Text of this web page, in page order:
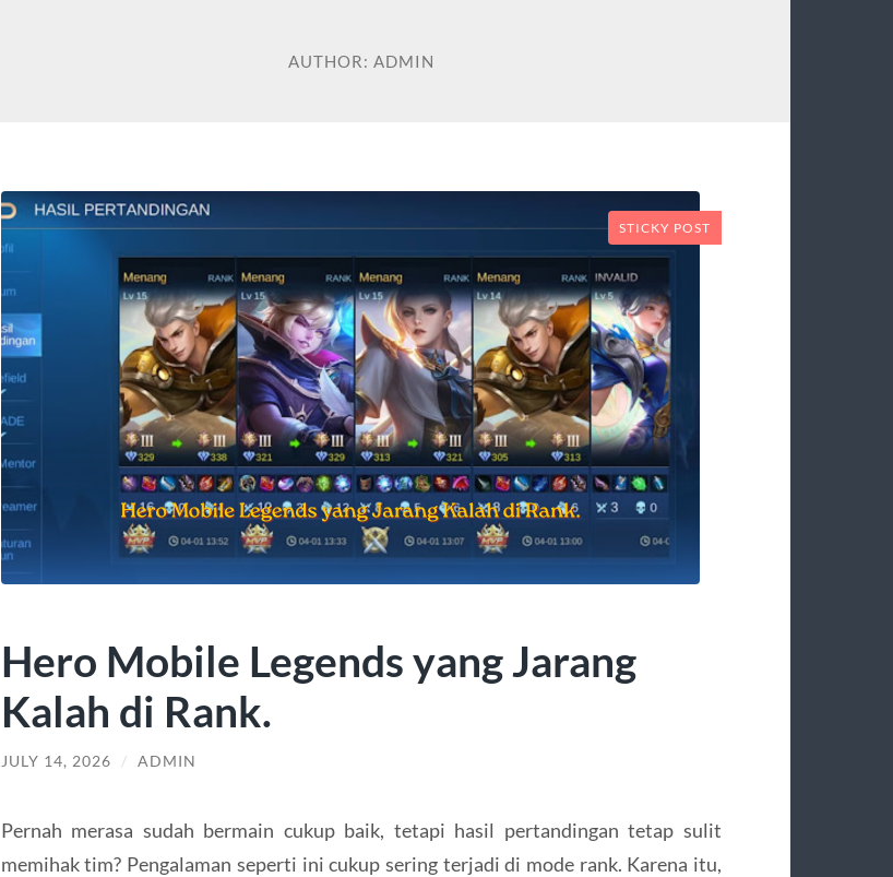
AUTHOR: ADMIN
STICKY POST
Hero Mobile Legends yang Jarang
Kalah di Rank.
JULY 14, 2026 / ADMIN
Pernah merasa sudah bermain cukup baik, tetapi hasil pertandingan tetap sulit
memihak tim? Pengalaman seperti ini cukup sering terjadi di mode rank. Karena itu,